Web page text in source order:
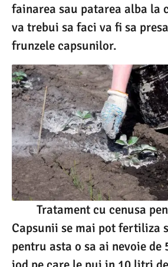
fainarea sau patarea alba la
va trebui sa faci va fi sa
frunzele capsunilor.
Tratament cu cenusa
Capsunii se mai pot fertiliza
pentru asta o sa ai nevoie